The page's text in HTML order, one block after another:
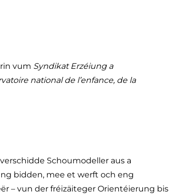
vum Syndikat Erzéiung a
national de l’enfance, de la
Schoumodeller aus a
bidden, mee et werft och eng
– vun der fréizäiteger Orientéierung bis